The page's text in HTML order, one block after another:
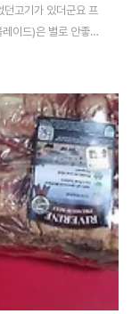
고기가 있더군요 프
이드)은 별로 안좋아
어서 질기기까지 하
이 많이 안빠진것중에
정확한 부위는 늑간
이런것들은 갈비 겉
이 더 많겠죠? 보통